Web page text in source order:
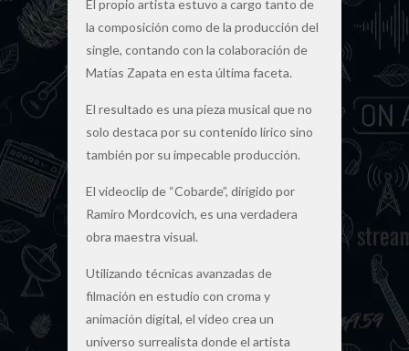
El propio artista estuvo a cargo tanto de
la composición como de la producción del
single, contando con la colaboración de
Matías Zapata en esta última faceta.
El resultado es una pieza musical que no
solo destaca por su contenido lírico sino
también por su impecable producción.
El videoclip de “Cobarde”, dirigido por
Ramiro Mordcovich, es una verdadera
obra maestra visual.
Utilizando técnicas avanzadas de
filmación en estudio con croma y
animación digital, el video crea un
universo surrealista donde el artista